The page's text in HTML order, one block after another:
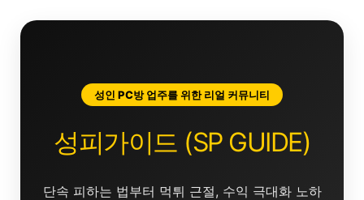
성인 PC방 업주를 위한 리얼 커뮤니티
성피가이드 (SP GUIDE)
단속 피하는 법부터 먹튀 근절, 수익 극대화 노하